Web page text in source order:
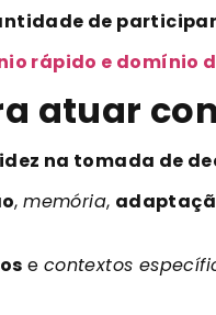
de
rápido e domínio
atuar
na tomada de
,memória,
e contextos